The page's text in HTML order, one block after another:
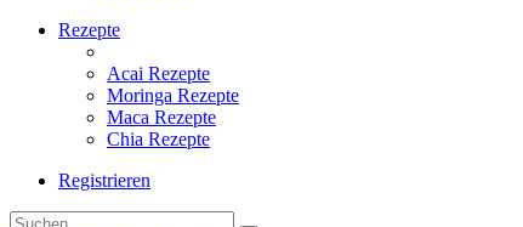
Rezepte
Acai Rezepte
Moringa Rezepte
Maca Rezepte
Chia Rezepte
Registrieren